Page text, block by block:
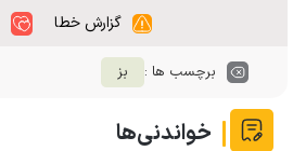
گزارش خطا
برچسب ها : بز
خواندنی‌ها